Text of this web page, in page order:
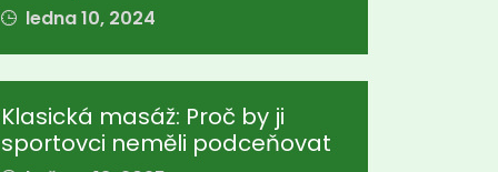
ledna 10, 2024
Klasická masáž: Proč by ji
sportovci neměli podceňovat